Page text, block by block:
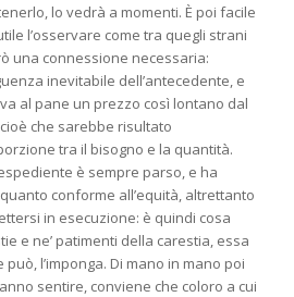
lo vedrà a momenti. È poi facile
l’osservare come tra quegli strani
una connessione necessaria:
inevitabile dell’antecedente, e
al pane un prezzo così lontano dal
che sarebbe risultato
tra il bisogno e la quantità.
è sempre parso, e ha
conforme all’equità, altrettanto
in esecuzione: è quindi cosa
e ne’ patimenti della carestia, essa
può, l’imponga. Di mano in mano poi
sentire, conviene che coloro a cui